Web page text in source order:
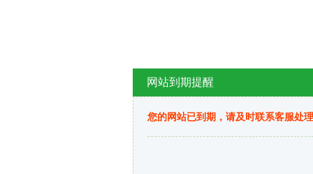
网站到期提醒
您的网站已到期，请及时联系客服处理